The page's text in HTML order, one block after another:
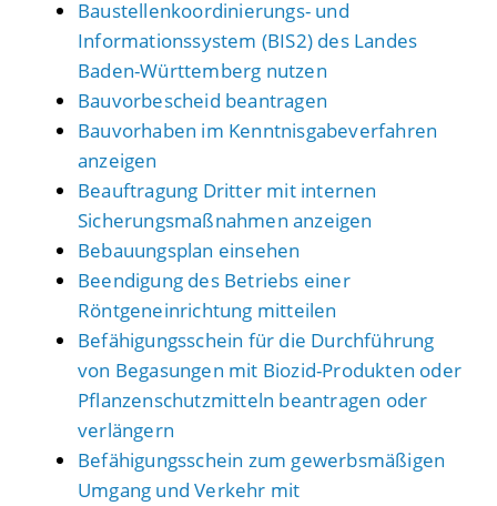
Baustellenkoordinierungs- und
Informationssystem (BIS2) des Landes
Baden-Württemberg nutzen
Bauvorbescheid beantragen
Bauvorhaben im Kenntnisgabeverfahren
anzeigen
Beauftragung Dritter mit internen
Sicherungsmaßnahmen anzeigen
Bebauungsplan einsehen
Beendigung des Betriebs einer
Röntgeneinrichtung mitteilen
Befähigungsschein für die Durchführung
von Begasungen mit Biozid-Produkten oder
Pflanzenschutzmitteln beantragen oder
verlängern
Befähigungsschein zum gewerbsmäßigen
Umgang und Verkehr mit